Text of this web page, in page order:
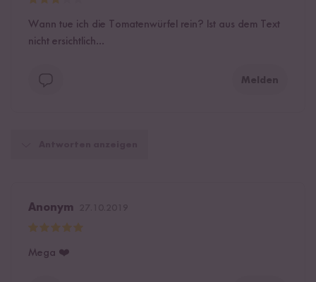
Wann tue ich die Tomatenwürfel rein? Ist aus dem Text
nicht ersichtlich...
Melden
Anonym
Mega ❤️